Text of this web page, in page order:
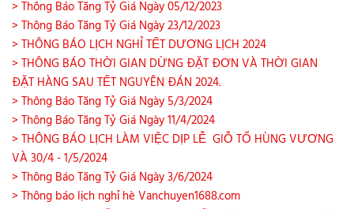
> Thông Báo Tăng Tỷ Giá Ngày 05/12/2023
> Thông Báo Tăng Tỷ Giá Ngày 23/12/2023
> THÔNG BÁO LỊCH NGHỈ TẾT DƯƠNG LỊCH 2024
> THÔNG BÁO THỜI GIAN DỪNG ĐẶT ĐƠN VÀ THỜI GIAN
ĐẶT HÀNG SAU TẾT NGUYÊN ĐÁN 2024.
> Thông Báo Tăng Tỷ Giá Ngày 5/3/2024
> Thông Báo Tăng Tỷ Giá Ngày 11/4/2024
> THÔNG BÁO LỊCH LÀM VIỆC DỊP LỄ GIỖ TỔ HÙNG VƯƠNG
VÀ 30/4 - 1/5/2024
> Thông Báo Tăng Tỷ Giá Ngày 3/6/2024
> Thông báo lịch nghỉ hè Vanchuyen1688.com